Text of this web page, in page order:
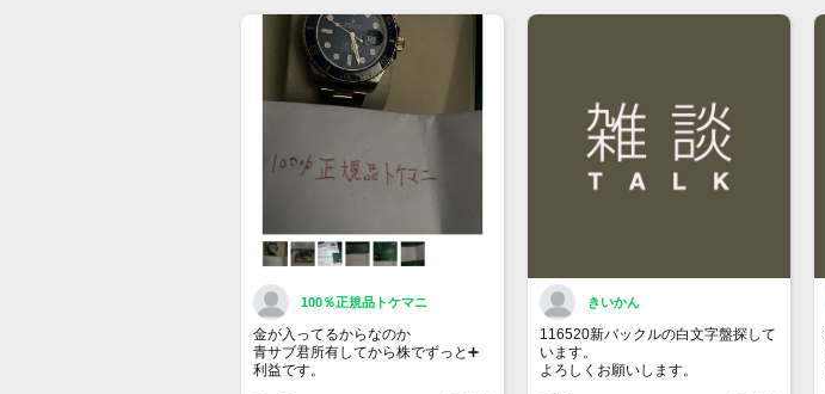
詳しくはマイページ＞お知らせをご
確認ください。
100％正規品トケマニ
金が入ってるからなのか
青サブ君所有してから株でずっと➕
利益です。
きいかん
116520新バックルの白文字盤探して
います。
よろしくお願いします。